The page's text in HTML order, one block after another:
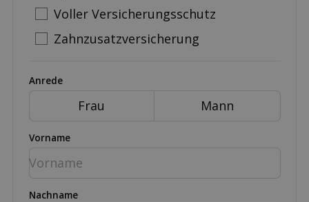
Voller Versicherungsschutz
Zahnzusatzversicherung
Anrede
Frau Mann
Vorname
Nachname